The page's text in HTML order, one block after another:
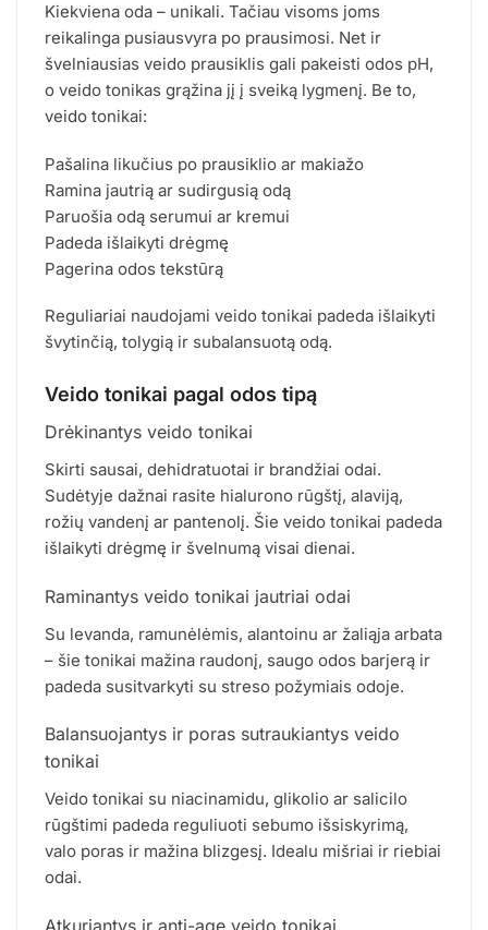
Kiekviena oda – unikali. Tačiau visoms joms
reikalinga pusiausvyra po prausimosi. Net ir
švelniausias veido prausiklis gali pakeisti odos pH,
o veido tonikas grąžina jį į sveiką lygmenį. Be to,
veido tonikai:
Pašalina likučius po prausiklio ar makiažo
Ramina jautrią ar sudirgusią odą
Paruošia odą serumui ar kremui
Padeda išlaikyti drėgmę
Pagerina odos tekstūrą
Reguliariai naudojami veido tonikai padeda išlaikyti
švytinčią, tolygią ir subalansuotą odą.
Veido tonikai pagal odos tipą
Drėkinantys veido tonikai
Skirti sausai, dehidratuotai ir brandžiai odai.
Sudėtyje dažnai rasite hialurono rūgštį, alaviją,
rožių vandenį ar pantenolį. Šie veido tonikai padeda
išlaikyti drėgmę ir švelnumą visai dienai.
Raminantys veido tonikai jautriai odai
Su levanda, ramunėlėmis, alantoinu ar žaliąja arbata
– šie tonikai mažina raudonį, saugo odos barjerą ir
padeda susitvarkyti su streso požymiais odoje.
Balansuojantys ir poras sutraukiantys veido
tonikai
Veido tonikai su niacinamidu, glikolio ar salicilo
rūgštimi padeda reguliuoti sebumo išsiskyrimą,
valo poras ir mažina blizgesį. Idealu mišriai ir riebiai
odai.
Atkuriantys ir anti-age veido tonikai